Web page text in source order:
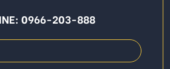
0966-203-888